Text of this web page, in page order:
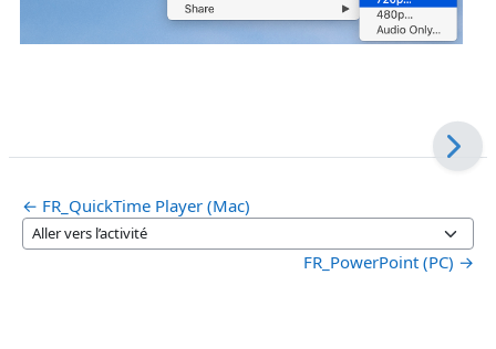
← FR_QuickTime Player (Mac)
Aller vers l’activité
FR_PowerPoint (PC) →